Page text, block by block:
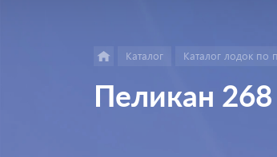
Каталог Каталог лодок по
Пеликан